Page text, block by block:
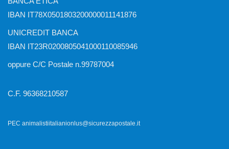
IBAN IT78X0501803200000011141876
UNICREDIT BANCA
IBAN IT23R0200805041000110085946
oppure C/C Postale n.99787004
C.F. 96368210587
PEC animalistiitalianionlus@sicurezzapostale.it